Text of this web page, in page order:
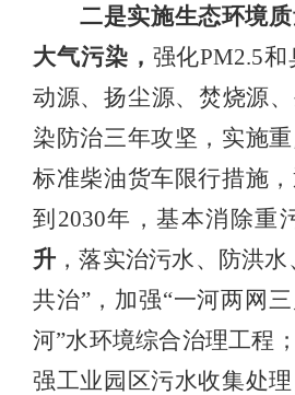
二是实施生态环境
大气污染， 强化PM2.5
动源、扬尘源、焚烧源
染防治三年攻坚，实施
标准柴油货车限行措施
到 2030年，基本消除重
升 ，落实治污水、防洪
共治”，加强“一河两网
河”水环境综合治理工程
强工业园区污水收集处